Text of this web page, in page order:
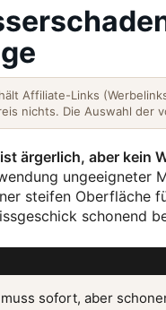
Affiliate-Links
nichts. Die Auswahl
ist ärgerlich, aber kein
steifen Oberfläche
schonend
sofort, aber